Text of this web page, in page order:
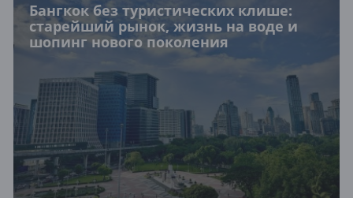
Бангкок без туристических клише:
старейший рынок, жизнь на воде и
шопинг нового поколения